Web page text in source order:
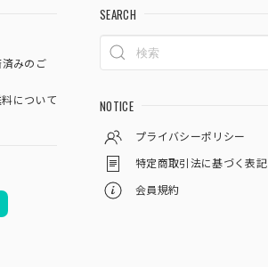
みのご
について
SEARCH
NOTICE
プライバシーポリシー
特定商取引法に基づく表記
会員規約